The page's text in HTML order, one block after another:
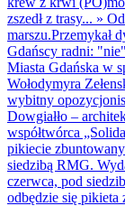
zszedł z trasy... »
marszu.Przemykał
Gdańscy radni:
Miasta Gdańska w
Wołodymyra
wybitny
Dowgiałło –
współtwórca
pikiecie
siedzibą RMG.
czerwca, pod
odbędzie się pikieta